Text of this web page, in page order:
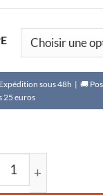
sous 48h | 🚚
25 euros
de Crème